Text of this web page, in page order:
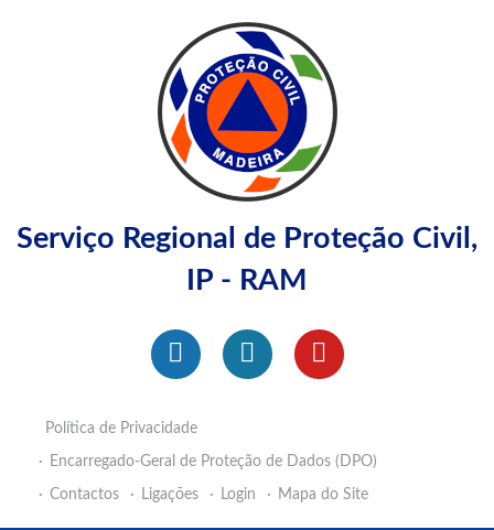
Serviço Regional de Proteção Civil,
IP - RAM
Política de Privacidade
Encarregado-Geral de Proteção de Dados (DPO)
Contactos
Ligações Login Mapa do Site